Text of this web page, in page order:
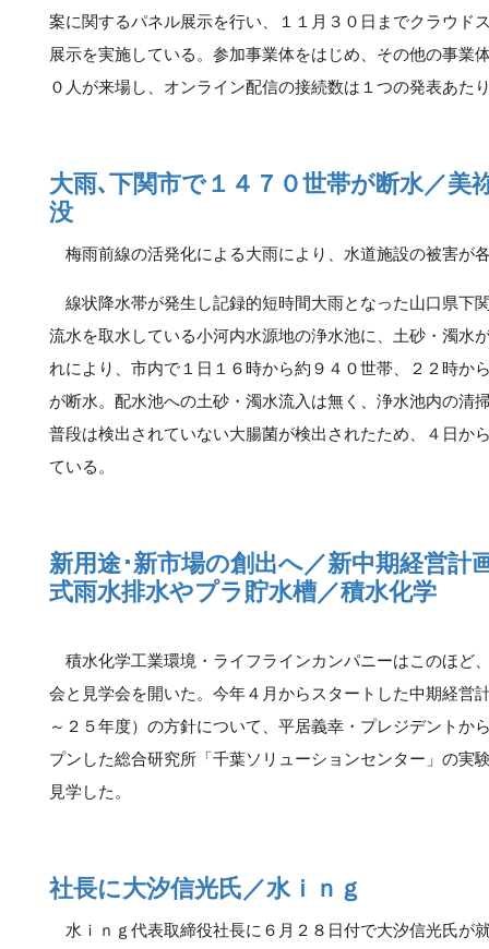
案に関するパネル展示を行い、１１月３０日までクラウド
展示を実施している。参加事業体をはじめ、その他の事業
０人が来場し、オンライン配信の接続数は１つの発表あた
大雨､下関市で１４７０世帯が断水／美
没
梅雨前線の活発化による大雨により、水道施設の被害が
線状降水帯が発生し記録的短時間大雨となった山口県下
流水を取水している小河内水源地の浄水池に、土砂・濁水
れにより、市内で１日１６時から約９４０世帯、２２時か
が断水。配水池への土砂・濁水流入は無く、浄水池内の清
普段は検出されていない大腸菌が検出されたため、４日か
ている。
新用途･新市場の創出へ／新中期経営
式雨水排水やプラ貯水槽／積水化学
積水化学工業環境・ライフラインカンパニーはこのほど
会と見学会を開いた。今年４月からスタートした中期経営
～２５年度）の方針について、平居義幸・プレジデントか
プンした総合研究所「千葉ソリューションセンター」の実
見学した。
社長に大汐信光氏／水ｉｎｇ
水ｉｎｇ代表取締役社長に６月２８日付で大汐信光氏が